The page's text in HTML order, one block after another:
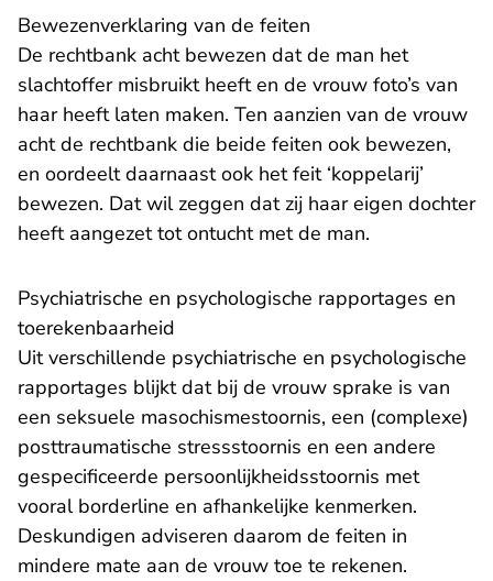
Bewezenverklaring van de feiten
De rechtbank acht bewezen dat de man het
slachtoffer misbruikt heeft en de vrouw foto’s van
haar heeft laten maken. Ten aanzien van de vrouw
acht de rechtbank die beide feiten ook bewezen,
en oordeelt daarnaast ook het feit ‘koppelarij’
bewezen. Dat wil zeggen dat zij haar eigen dochter
heeft aangezet tot ontucht met de man.
Psychiatrische en psychologische rapportages en
toerekenbaarheid
Uit verschillende psychiatrische en psychologische
rapportages blijkt dat bij de vrouw sprake is van
een seksuele masochismestoornis, een (complexe)
posttraumatische stressstoornis en een andere
gespecificeerde persoonlijkheidsstoornis met
vooral borderline en afhankelijke kenmerken.
Deskundigen adviseren daarom de feiten in
mindere mate aan de vrouw toe te rekenen.